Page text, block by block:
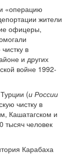
«операцию
жители
офицеры,
в
и других
войне 1992-
(и России
чистку в
Кашатагском и
тысяч человек
Карабаха